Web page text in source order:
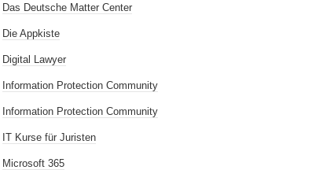
Das Deutsche Matter Center
Die Appkiste
Digital Lawyer
Information Protection Community
Information Protection Community
IT Kurse für Juristen
Microsoft 365